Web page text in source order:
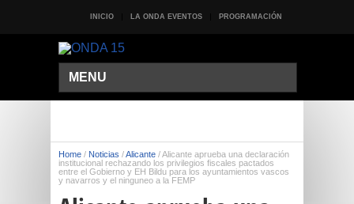
INICIO LA ONDA EVENTOS PROGRAMACIÓN
MENU
Home / Noticias /Alicante /Alicante aprueba una declaración
institucional rechazando los privilegios fiscales pactados
entre el Gobierno y EH Bildu para los ayuntamientos vascos
y navarros y el ninguneo a la FEMP